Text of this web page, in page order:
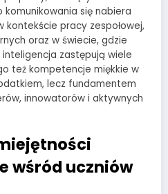
się nabiera
kontekście pracy zespołowej,
oraz w świecie, gdzie
zastępują wiele
też kompetencje miękkie w
lecz fundamentem
innowatorów i aktywnych
wśród uczniów